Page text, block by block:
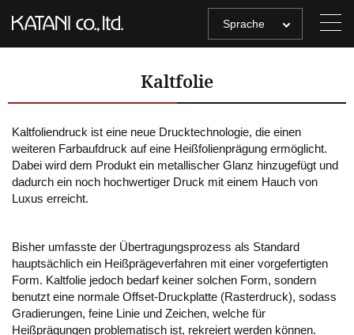
Sprache
Kaltfolie
Kaltfoliendruck ist eine neue Drucktechnologie, die einen
weiteren Farbaufdruck auf eine Heißfolienprägung ermöglicht.
Dabei wird dem Produkt ein metallischer Glanz hinzugefügt und
dadurch ein noch hochwertiger Druck mit einem Hauch von
Luxus erreicht.
Bisher umfasste der Übertragungsprozess als Standard
hauptsächlich ein Heißprägeverfahren mit einer vorgefertigten
Form. Kaltfolie jedoch bedarf keiner solchen Form, sondern
benutzt eine normale Offset-Druckplatte (Rasterdruck), sodass
Gradierungen, feine Linie und Zeichen, welche für
Heißprägungen problematisch ist, rekreiert werden können.